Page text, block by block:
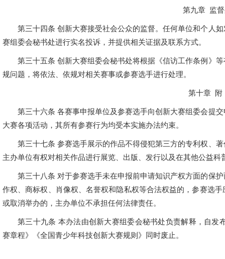
第九章 监
第三十四条 创新大赛接受社会公众的监督。任何单位和个人
赛组委会秘书处进行实名投诉，并提供相关证据及联系方式。
第三十五条 创新大赛组委会秘书处将根据《信访工作条例》
规问题，将依法、依规对相关赛事或参赛选手进行处理。
第十章 附
第三十六条 各赛事申报单位及参赛选手向创新大赛组委会提
大赛各项活动，其所有参赛行为均受本实施办法约束。
第三十七条 参赛选手展示的作品不得侵犯第三方的专利权、
主办单位有权对相关作品进行展览、出版、发行以及在其他公益科
第三十八条 对于参赛选手未在申报前申请知识产权方面的保
作权、商标权、肖像权、名誉权和隐私权等合法权益的，参赛选
或取消举办的，主办单位不承担任何法律责任。
第三十九条 本办法由创新大赛组委会秘书处负责解释，自发
赛章程》《全国青少年科技创新大赛规则》同时废止。